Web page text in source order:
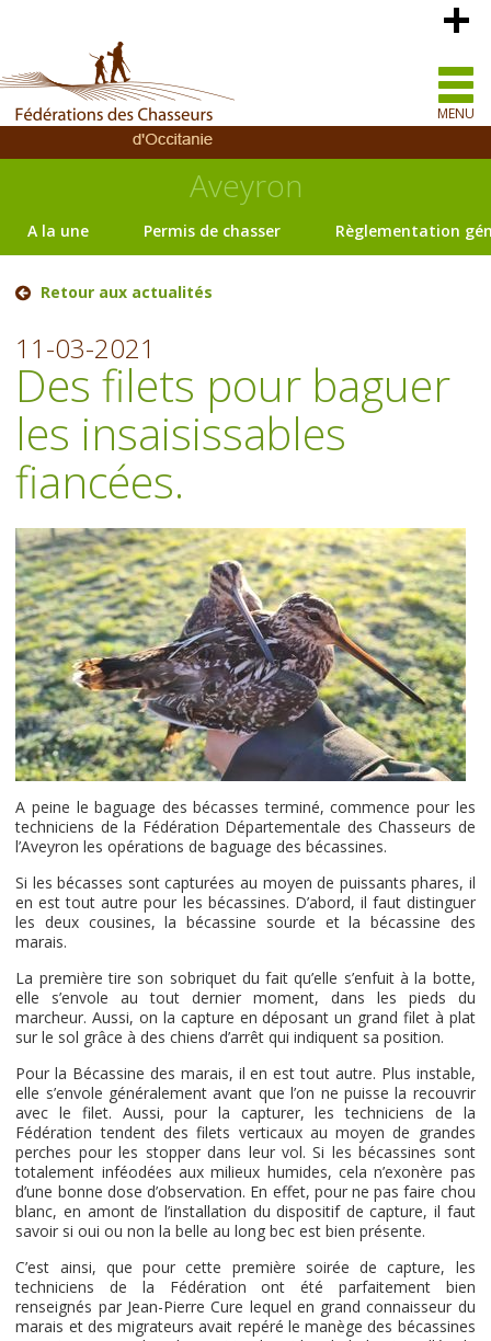
MENU
Aveyron
A la une Permis de chasser Règlementation
Retour aux actualités
11-03-2021
Des filets pour baguer
les insaisissables
fiancées.
A peine le baguage des bécasses terminé, commence pour les
techniciens de la Fédération Départementale des Chasseurs de
l’Aveyron les opérations de baguage des bécassines.
Si les bécasses sont capturées au moyen de puissants phares, il
en est tout autre pour les bécassines. D’abord, il faut distinguer
les deux cousines, la bécassine sourde et la bécassine des
marais.
La première tire son sobriquet du fait qu’elle s’enfuit à la botte,
elle s’envole au tout dernier moment, dans les pieds du
marcheur. Aussi, on la capture en déposant un grand filet à plat
sur le sol grâce à des chiens d’arrêt qui indiquent sa position.
Pour la Bécassine des marais, il en est tout autre. Plus instable,
elle s’envole généralement avant que l’on ne puisse la recouvrir
avec le filet. Aussi, pour la capturer, les techniciens de la
Fédération tendent des filets verticaux au moyen de grandes
perches pour les stopper dans leur vol. Si les bécassines sont
totalement inféodées aux milieux humides, cela n’exonère pas
d’une bonne dose d’observation. En effet, pour ne pas faire chou
blanc, en amont de l’installation du dispositif de capture, il faut
savoir si oui ou non la belle au long bec est bien présente.
C’est ainsi, que pour cette première soirée de capture, les
techniciens de la Fédération ont été parfaitement bien
renseignés par Jean-Pierre Cure lequel en grand connaisseur du
marais et des migrateurs avait repéré le manège des bécassines